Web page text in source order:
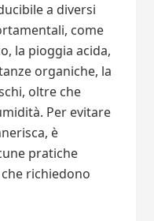
a diversi
come
la pioggia acida,
organiche, la
oltre che
Per evitare
è
pratiche
richiedono